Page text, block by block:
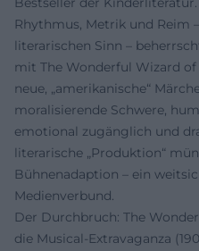
Rhythmus, Metrik und Reim
literarischen Sinn –
mit The Wonderful Wizard
neue, „amerikanische“
moralisierende Schwere,
emotional zugänglich und
literarische „Produktion“
Bühnenadaption – ein
Medienverbund.
Der Durchbruch: The
die Musical-Extravaganza